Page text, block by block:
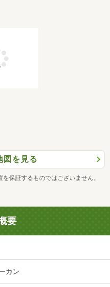
図を見る
保証するものではございません。
要
カン